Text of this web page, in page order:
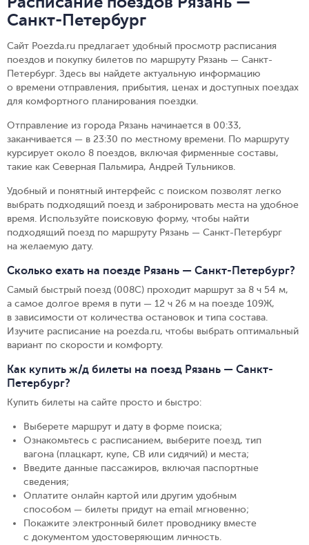
Санкт-Петербург
Сайт Poezda.ru предлагает удобный просмотр расписания
поездов и покупку билетов по маршруту Рязань — Санкт-
Петербург. Здесь вы найдете актуальную информацию
о времени отправления, прибытия, ценах и доступных поездах
для комфортного планирования поездки.
Отправление из города Рязань начинается в 00:33,
заканчивается — в 23:30 по местному времени. По маршруту
курсирует около 8 поездов, включая фирменные составы,
такие как Северная Пальмира, Андрей Тульников.
Удобный и понятный интерфейс с поиском позволят легко
выбрать подходящий поезд и забронировать места на удобное
время. Используйте поисковую форму, чтобы найти
подходящий поезд по маршруту Рязань — Санкт-Петербург
на желаемую дату.
Сколько ехать на поезде Рязань — Санкт-Петербург?
Самый быстрый поезд (008С) проходит маршрут за 8 ч 54 м,
а самое долгое время в пути — 12 ч 26 м на поезде 109Ж,
в зависимости от количества остановок и типа состава.
Изучите расписание на poezda.ru, чтобы выбрать оптимальный
вариант по скорости и комфорту.
Как купить ж/д билеты на поезд Рязань — Санкт-
Петербург?
Купить билеты на сайте просто и быстро:
Выберете маршрут и дату в форме поиска;
Ознакомьтесь с расписанием, выберите поезд, тип
вагона (плацкарт, купе, СВ или сидячий) и места;
Введите данные пассажиров, включая паспортные
сведения;
Оплатите онлайн картой или другим удобным
способом — билеты придут на email мгновенно;
Покажите электронный билет проводнику вместе
с документом удостоверяющим личность.